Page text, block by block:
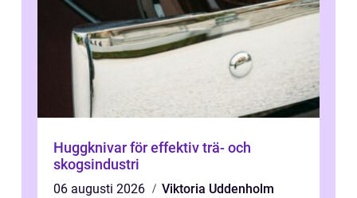
Huggknivar för effektiv trä- och
skogsindustri
06 augusti 2026
Viktoria Uddenholm